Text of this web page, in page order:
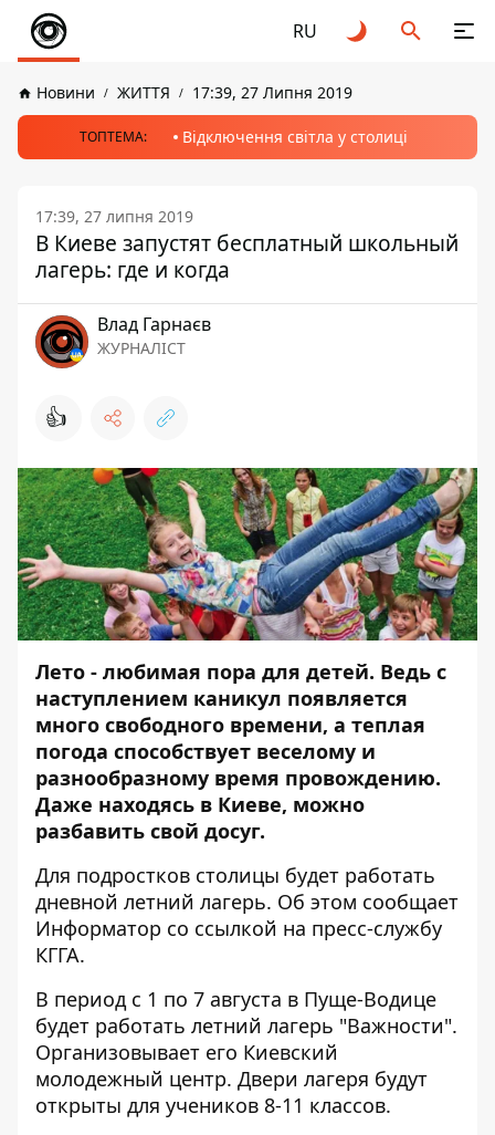
RU
Новини ЖИТТЯ 17:39, 27 Липня 2019
ТОПТЕМА: Відключення світла у столиці
17:39, 27 липня 2019
В Киеве запустят бесплатный школьный
лагерь: где и когда
Влад Гарнаєв
ЖУРНАЛІСТ
👍
Лето - любимая пора для детей. Ведь с
наступлением каникул появляется
много свободного времени, а теплая
погода способствует веселому и
разнообразному время провождению.
Даже находясь в Киеве, можно
разбавить свой досуг.
Для подростков столицы будет работать
дневной летний лагерь. Об этом сообщает
Информатор со ссылкой на пресс-службу
КГГА.
В период с 1 по 7 августа в Пуще-Водице
будет работать летний лагерь "Важности".
Организовывает его Киевский
молодежный центр. Двери лагеря будут
открыты для учеников 8-11 классов.